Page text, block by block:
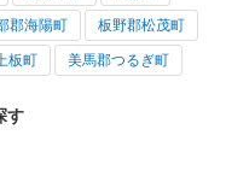
郡海陽町 板野郡松茂町
板町 美馬郡つるぎ町
す